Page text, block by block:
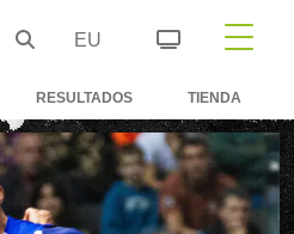
EU
RESULTADOS TIENDA